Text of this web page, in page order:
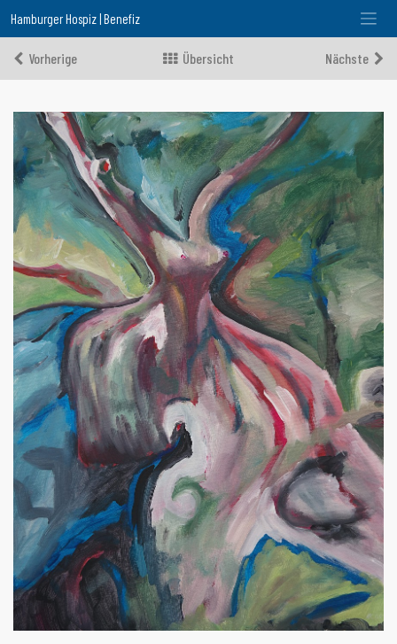
Hamburger Hospiz | Benefiz
Vorherige Übersicht Nächste